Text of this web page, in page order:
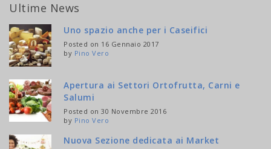
Ultime News
Uno spazio anche per i Caseifici
Posted on 16 Gennaio 2017
by Pino Vero
Apertura ai Settori Ortofrutta, Carni e
Salumi
Posted on 30 Novembre 2016
by Pino Vero
Nuova Sezione dedicata ai Market